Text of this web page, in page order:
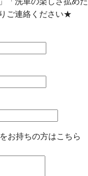
ご連絡ください★
お持ちの方はこちら